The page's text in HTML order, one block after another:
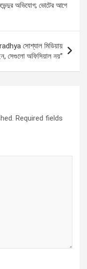
অভিযোগ; ভোটের আগে
সোশ্যাল মিডিয়ায়
সেগুলো অফিসিয়াল নয়”
Required fields